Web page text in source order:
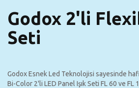
Godox 2'li
Seti
Godox Esnek Led Teknolojisi sayesinde
Bi-Color 2'li LED Panel Işık Seti FL 60 ve